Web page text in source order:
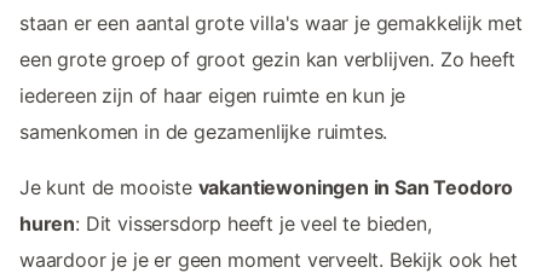
staan er een aantal grote villa's waar je gemakkelijk met
een grote groep of groot gezin kan verblijven. Zo heeft
iedereen zijn of haar eigen ruimte en kun je
samenkomen in de gezamenlijke ruimtes.
Je kunt de mooiste vakantiewoningen in San Teodoro
huren: Dit vissersdorp heeft je veel te bieden,
waardoor je je er geen moment verveelt. Bekijk ook het